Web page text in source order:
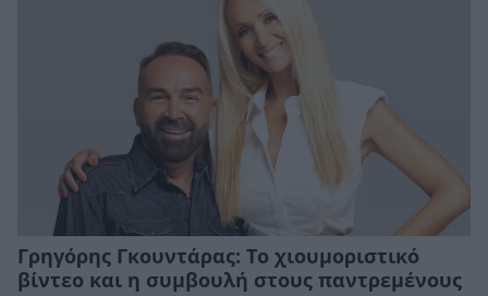
Γρηγόρης Γκουντάρας: Το χιουμοριστικό
βίντεο και η συμβουλή στους παντρεμένους